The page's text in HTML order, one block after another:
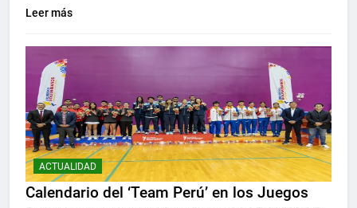
Leer más
ACTUALIDAD
Calendario del ‘Team Perú’ en los Juegos